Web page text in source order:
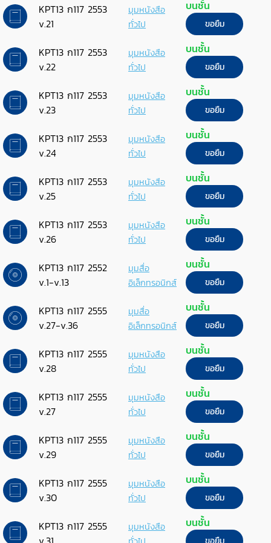
KPT13 ก117 2553
v.21
มุมหนังสือ
ทั่วไป
บนชั้น
ขอยืม
KPT13 ก117 2553
v.22
มุมหนังสือ
ทั่วไป
บนชั้น
ขอยืม
KPT13 ก117 2553
v.23
มุมหนังสือ
ทั่วไป
บนชั้น
ขอยืม
KPT13 ก117 2553
v.24
มุมหนังสือ
ทั่วไป
บนชั้น
ขอยืม
KPT13 ก117 2553
v.25
มุมหนังสือ
ทั่วไป
บนชั้น
ขอยืม
KPT13 ก117 2553
v.26
มุมหนังสือ
ทั่วไป
บนชั้น
ขอยืม
KPT13 ก117 2552
v.1-v.13
มุมสื่อ
อิเล็กทรอนิกส์
บนชั้น
ขอยืม
KPT13 ก117 2555
v.27-v.36
มุมสื่อ
อิเล็กทรอนิกส์
บนชั้น
ขอยืม
KPT13 ก117 2555
v.28
มุมหนังสือ
ทั่วไป
บนชั้น
ขอยืม
KPT13 ก117 2555
v.27
มุมหนังสือ
ทั่วไป
บนชั้น
ขอยืม
KPT13 ก117 2555
v.29
มุมหนังสือ
ทั่วไป
บนชั้น
ขอยืม
KPT13 ก117 2555
v.30
มุมหนังสือ
ทั่วไป
บนชั้น
ขอยืม
KPT13 ก117 2555
มุมหนังสือ
บนชั้น